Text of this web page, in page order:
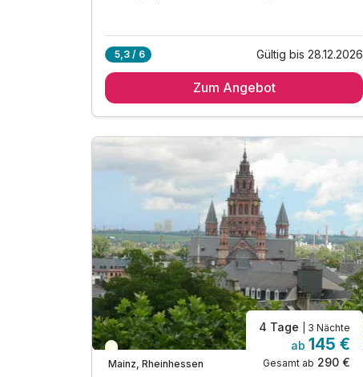
5,3 / 6 Gültig bis 28.12.2026
Zum Angebot
Teilweise ausgelastet
Mainz, Rheinhessen
4 Tage | 3 Nächte
ab 145 €
Gesamt ab 290 €